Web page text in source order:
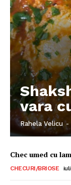
vara
Rahela Velicu -
Chec umed cu
CHECURI/BRIOSE